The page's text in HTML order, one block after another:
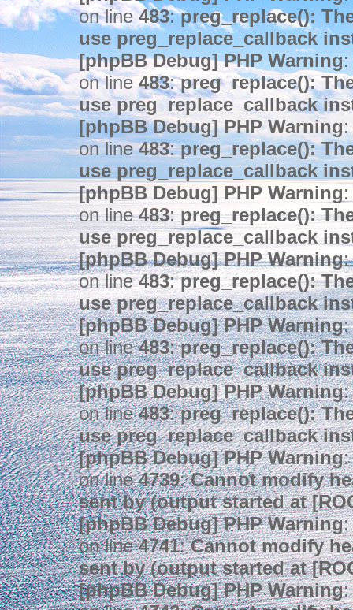
on line483:preg_replace():
use preg_replace_callback
[phpBB Debug] PHP Warning
on line483:preg_replace():
use preg_replace_callback
[phpBB Debug] PHP Warning
on line483:preg_replace():
use preg_replace_callback
[phpBB Debug] PHP Warning
on line483:preg_replace():
use preg_replace_callback
[phpBB Debug] PHP Warning:
on line483:preg_replace():
use preg_replace_callback
[phpBB Debug] PHP Warning:
on line483:preg_replace():
use preg_replace_callback
[phpBB Debug] PHP Warning:
on line483:preg_replace():
use preg_replace_callback
[phpBB Debug] PHP Warning:
on line4739:Cannot modify
sent by (output started at
[phpBB Debug] PHP Warning:
on line4741:Cannot modify
sent by (output started at
[phpBB Debug] PHP Warning: